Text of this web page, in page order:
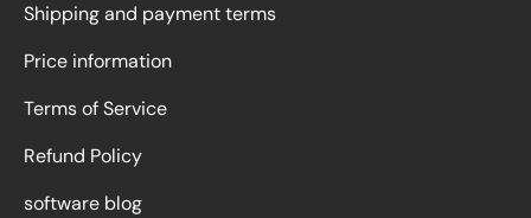
Shipping and payment terms
Price information
Terms of Service
Refund Policy
software blog